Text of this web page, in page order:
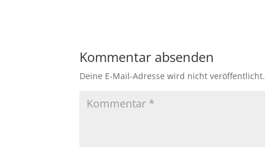
Kommentar absenden
Deine E-Mail-Adresse wird nicht veröffentlicht.